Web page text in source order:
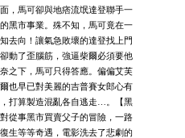
，馬可卻與地痞流氓達登聯手一
黑市事業。殊不知，馬可竟在一
去向！讓氣急敗壞的達登找上門
動了歪腦筋，強逼柴爾必須要他
之下，馬可只得答應。偏偏艾芙
也早已對美麗的吉普賽女郎心有
打算製造混亂各自逃走…。【黑
從事黑市買賣父子的冒險，一路
生等等奇遇，電影洗去了悲劇的